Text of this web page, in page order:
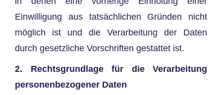
Einwilligung aus tatsächlichen Gründen nicht
möglich ist und die Verarbeitung der Daten
durch gesetzliche Vorschriften gestattet ist.
2. Rechtsgrundlage für die Verarbeitung
personenbezogener Daten